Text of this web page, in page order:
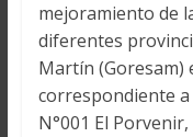
mejoramiento de
diferentes
Martín (Goresam)
correspondiente
N°001 El